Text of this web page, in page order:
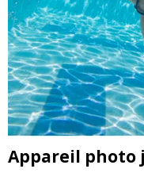
Appareil photo